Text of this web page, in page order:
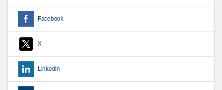
Facebook
X
LinkedIn